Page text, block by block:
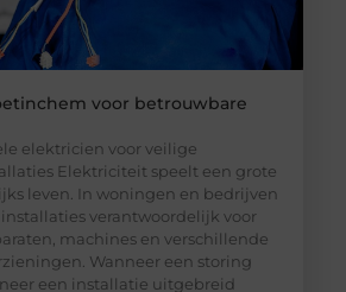
voor betrouwbare
elektricien voor veilige
Elektriciteit speelt een grote
leven. In woningen en bedrijven
verantwoordelijk voor
machines en verschillende
Wanneer een storing
een installatie uitgebreid